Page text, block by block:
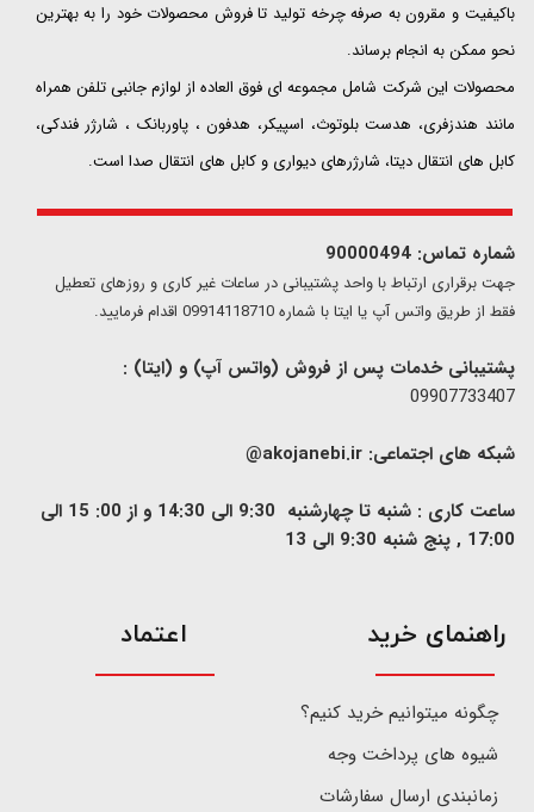
باکیفیت و مقرون به صرفه چرخه تولید تا فروش محصولات خود را به بهترین
نحو ممکن به انجام برساند.
محصولات این شرکت شامل مجموعه ای فوق العاده از لوازم جانبی تلفن همراه
مانند هندزفری، هدست بلوتوث، اسپیکر، هدفون ، پاوربانک ، شارژر فندکی،
کابل های انتقال دیتا، شارژرهای دیواری و کابل های انتقال صدا است.
شماره تماس: 90000494
​​جهت برقراری ارتباط با واحد پشتیبانی در ساعات غیر کاری و روزهای تعطیل
فقط از طریق واتس آپ یا ایتا با شماره 09914118710 اقدام فرمایید.
پشتیبانی خدمات پس از فروش (واتس آپ) و (ایتا) :
09907733407
شبکه های اجتماعی: akojanebi.ir@
ساعت کاری : شنبه تا چهارشنبه 9:30 الی 14:30 و از 00: 15 الی
17:00 , پنج شنبه 9:30 الی 13
​راهنمای خرید
چگونه میتوانیم خرید کنیم؟
شیوه های پرداخت وجه
زمانبندی ارسال سفارشات
اعتماد